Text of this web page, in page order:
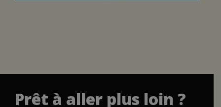
Prêt à aller plus loin ?